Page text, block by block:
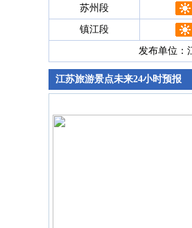
苏州段
镇江段
发布单位
江苏旅游景点未来24小时预报